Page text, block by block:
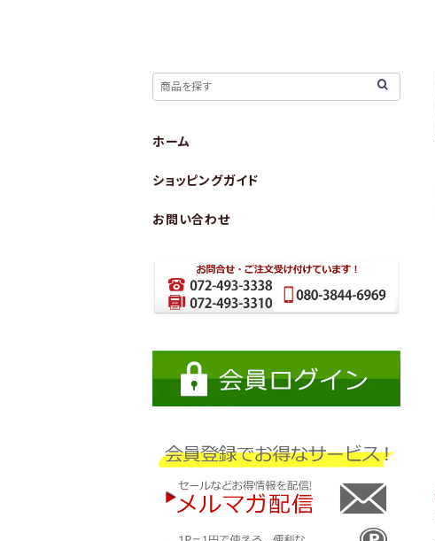
ホーム
ショッピングガイド
お問い合わせ